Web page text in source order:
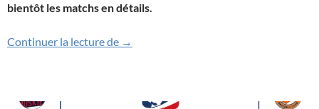
bientôt les matchs en détails.
Continuer la lecture de Doublé pour les Templiers 2
→